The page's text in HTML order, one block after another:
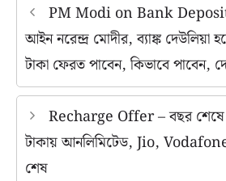
PM Modi on Bank
আইন নরেন্দ্র মোদীর, ব্যাঙ্ক দেউলিয়া
টাকা ফেরত পাবেন, কিভাবে পাবেন,
Recharge Offer – বছর শেষে
টাকায় আনলিমিটেড, Jio,
শেষ